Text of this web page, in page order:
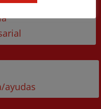
ayudas